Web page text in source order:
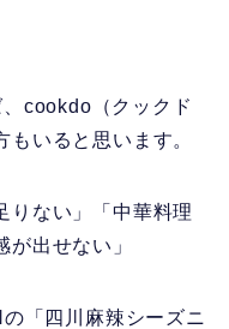
cookdo（クックド
いると思います。
りない」「中華料理
出せない」
「四川麻辣シーズニ